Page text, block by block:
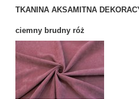
TKANINA AKSAMITNA
ciemny brudny róż